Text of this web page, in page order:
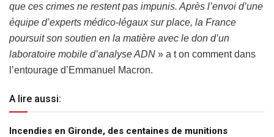
que ces crimes ne restent pas impunis. Après l’envoi d’une
équipe d’experts médico-légaux sur place, la France
poursuit son soutien en la matière avec le don d’un
laboratoire mobile d’analyse ADN » a t on comment dans
l’entourage d’Emmanuel Macron.
A lire aussi:
Incendies en Gironde, des centaines de munitions